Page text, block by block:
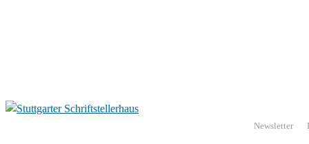
Newsletter